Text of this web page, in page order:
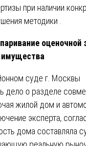
при наличии
методики .
оценочной
имущества
суде г. Москвы
дело о разделе
жилой дом и
эксперта,
дома составляла